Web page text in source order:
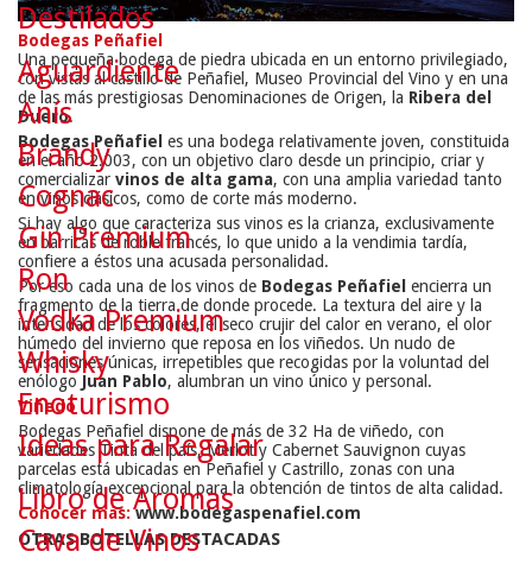
Bodegas Peñafiel
Una pequeña bodega de piedra ubicada en un entorno privilegiado,
con vistas al castillo de Peñafiel, Museo Provincial del Vino y en una
de las más prestigiosas Denominaciones de Origen, la Ribera del
Duero.
Bodegas Peñafiel es una bodega relativamente joven, constituida
en el año 2.003, con un objetivo claro desde un principio, criar y
comercializar vinos de alta gama, con una amplia variedad tanto
en vinos clásicos, como de corte más moderno.
Si hay algo que caracteriza sus vinos es la crianza, exclusivamente
en barricas de roble francés, lo que unido a la vendimia tardía,
confiere a éstos una acusada personalidad.
Por eso cada una de los vinos de Bodegas Peñafiel encierra un
fragmento de la tierra de donde procede. La textura del aire y la
intensidad de los colores, el seco crujir del calor en verano, el olor
húmedo del invierno que reposa en los viñedos. Un nudo de
sensaciones únicas, irrepetibles que recogidas por la voluntad del
enólogo Juan Pablo, alumbran un vino único y personal.
Viñedo
Bodegas Peñafiel dispone de más de 32 Ha de viñedo, con
variedades Tinta del país, Merlot y Cabernet Sauvignon cuyas
parcelas está ubicadas en Peñafiel y Castrillo, zonas con una
climatología excepcional para la obtención de tintos de alta calidad.
Conocer más:www.bodegaspenafiel.com
OTRAS BOTELLAS DESTACADAS
Destilados
Aguardiente
Anís
Brandy
Cognac
Gin Premium
Ron
Vodka Premium
Whisky
Enoturismo
Ideas para Regalar
Libro de Aromas
Cava de Vinos